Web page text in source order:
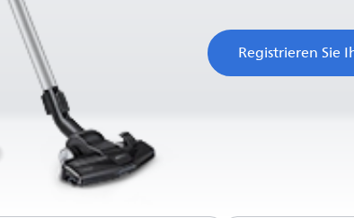
Registrieren Sie